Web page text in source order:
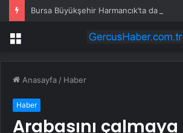
Bursa Büyükşehir Harmancık’ta da yolları
Menü
Anasayfa / Haber
Haber
Arabasını çalmaya